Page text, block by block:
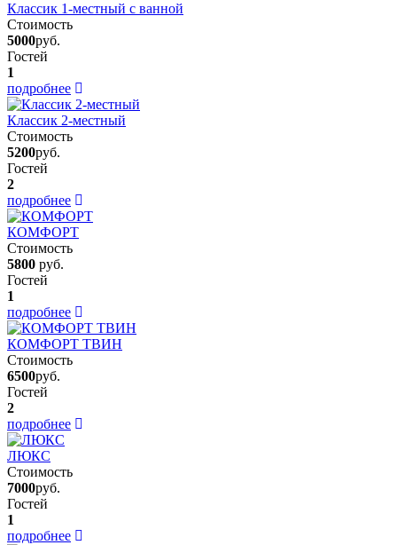
Классик 1-местный с ванной
Стоимость
5000руб.
Гостей
1
подробнее
Классик 2-местный
Стоимость
5200руб.
Гостей
2
подробнее
КОМФОРТ
Стоимость
5800 руб.
Гостей
1
подробнее
КОМФОРТ ТВИН
Стоимость
6500руб.
Гостей
2
подробнее
ЛЮКС
Стоимость
7000руб.
Гостей
1
подробнее